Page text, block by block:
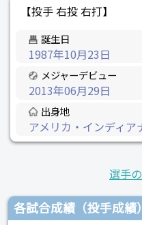
【投手 右投 右打】
誕生日
1987年10月23日
メジャーデビュー
2013年06月29日
出身地
アメリカ・インディア
選手
各試合成績（投手成績）